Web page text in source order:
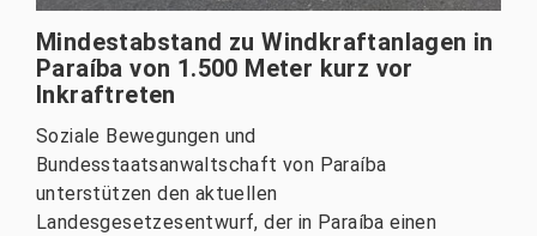
Mindestabstand zu Windkraftanlagen in
Paraíba von 1.500 Meter kurz vor
Inkraftreten
Soziale Bewegungen und
Bundesstaatsanwaltschaft von Paraíba
unterstützen den aktuellen
Landesgesetzesentwurf, der in Paraíba einen